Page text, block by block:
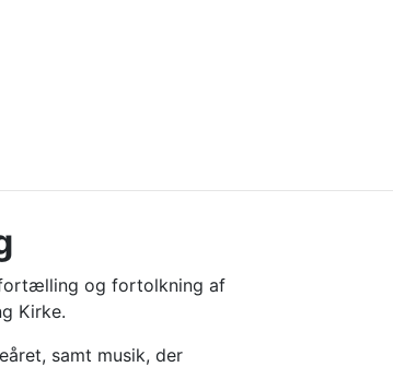
og fortolkning af
Kirke.
samt musik, der